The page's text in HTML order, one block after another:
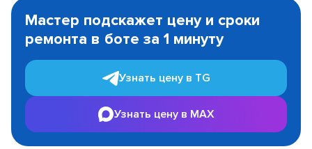
1
Мастер подскажет цену и сроки
ремонта в боте за 1 минуту
Узнать цену в TG
Узнать цену в MAX